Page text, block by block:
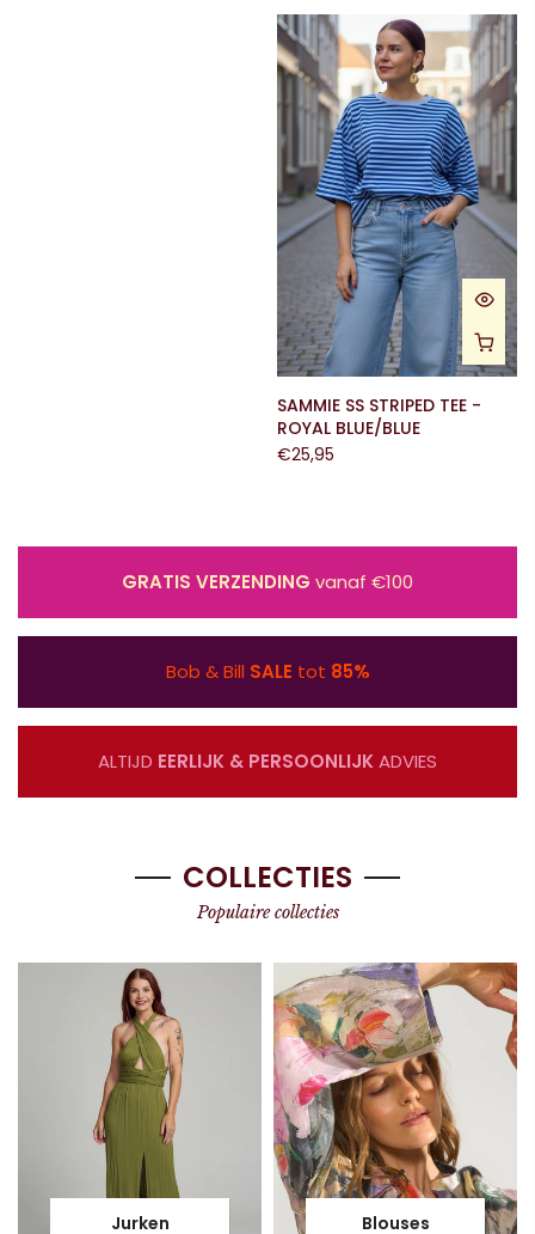
SAMMIE SS STRIPED TEE -
ROYAL BLUE/BLUE
€25,95
GRATIS VERZENDING vanaf €100
Bob & Bill SALE tot 85%
ALTIJD EERLIJK & PERSOONLIJKADVIES
COLLECTIES
Populaire collecties
Jurken Blouses